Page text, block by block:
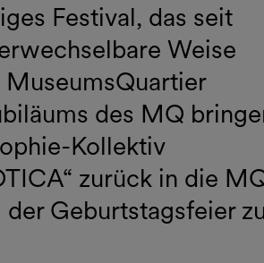
Festival, das seit
Weise
des MQ
Kollektiv
zurück in die
Geburtstagsfeier